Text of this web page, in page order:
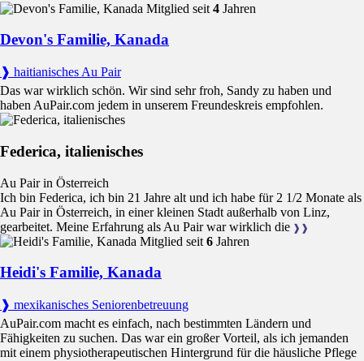
Mitglied seit 4 Jahren
Devon's Familie, Kanada
❱ haitianisches Au Pair
Das war wirklich schön. Wir sind sehr froh, Sandy zu haben und
haben AuPair.com jedem in unserem Freundeskreis empfohlen.
Federica, italienisches
Au Pair in Österreich
Ich bin Federica, ich bin 21 Jahre alt und ich habe für 2 1/2 Monate als
Au Pair in Österreich, in einer kleinen Stadt außerhalb von Linz,
gearbeitet. Meine Erfahrung als Au Pair war wirklich die ❱❱
Mitglied seit 6 Jahren
Heidi's Familie, Kanada
❱ mexikanisches Seniorenbetreuung
AuPair.com macht es einfach, nach bestimmten Ländern und
Fähigkeiten zu suchen. Das war ein großer Vorteil, als ich jemanden
mit einem physiotherapeutischen Hintergrund für die häusliche Pflege
Schriftliche VereinbarungIn Kanada gibt es
keinen offiziellen Au-pair-Vertrag; eine schriftliche Vereinbarung ist
jedochunerlässlich. Eine kostenlose Vorlage finden Sie
Alle Bedingungen sollten vorab vereinbart werden, darunter
Zeitplan, Aufgaben, Taschengeld bzw. Vergütung und
Aufenthaltsbedingungen.
Vertragsdauer
beide Seiten zustimmen und die Einwanderungsregeln dies
Kündigungsbedingungensollten klar festgelegt werden. Eine
Kündigungsfrist von zwei Wochen ist in der Praxis üblich.
Der Vertrag muss enthalten:
Vereinbarter Arbeitsplan mit Stunden und Tagen
Klare Liste an Aufgaben und Verantwortlichkeiten
Vergütung und Zahlungsbedingungen
Urlaubsanspruch und wöchentliche Freizeit
Krankenversicherungsschutz und -bedingungen
Unterkunft und Privatsphäre
Sprachkursregelung und Teilnahmezeiten